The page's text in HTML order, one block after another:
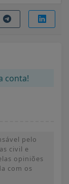
conta!
pelo
civil e
opiniões
com os